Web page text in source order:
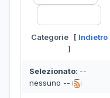
Categorie [ Indietro
]
Selezionato: --
nessuno --